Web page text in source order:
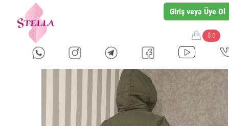
Giriş veya Üye Ol
$ 0